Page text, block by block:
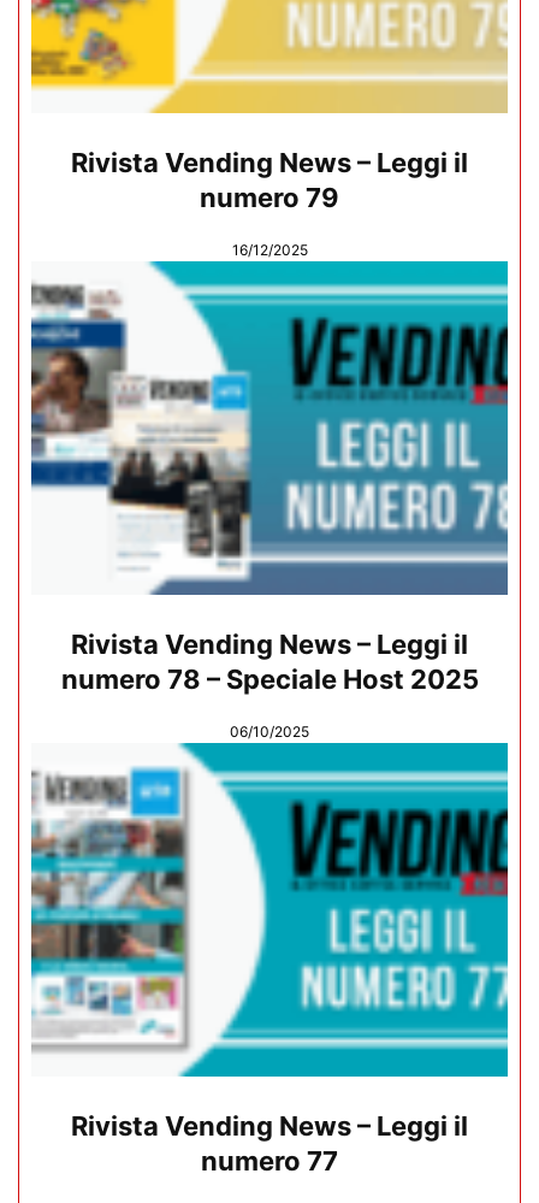
Rivista Vending News – Leggi il
numero 79
16/12/2025
Rivista Vending News – Leggi il
numero 78 – Speciale Host 2025
06/10/2025
Rivista Vending News – Leggi il
numero 77